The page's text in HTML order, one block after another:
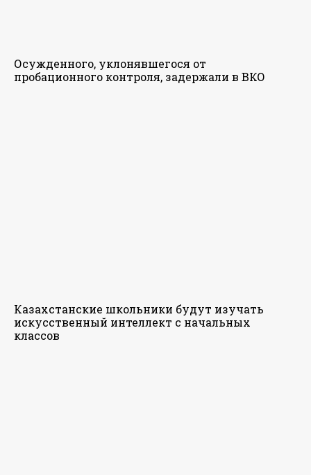
Осужденного, уклонявшегося от
пробационного контроля, задержали в ВКО
Казахстанские школьники будут изучать
искусственный интеллект с начальных
классов